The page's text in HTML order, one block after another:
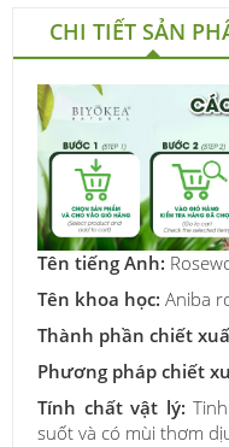
CHI TIẾT SẢN
Tên tiếng Anh:
Tên khoa học: Aniba
Thành phần chiết
Phương pháp chiết
Tính chất vật lý:
suốt và có mùi thơm